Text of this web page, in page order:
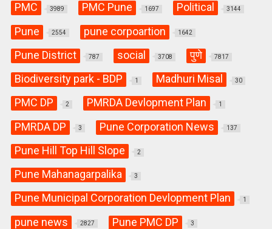
PMC 3989 PMC Pune 1697 Political 3144
Pune 2554 pune corpoartion 1642
Pune District 787 social 3708 पुणे 7817
Biodiversity park - BDP 1 Madhuri Misal 30
PMC DP 2 PMRDA Devlopment Plan 1
PMRDA DP 3 Pune Corporation News 137
Pune Hill Top Hill Slope 2
Pune Mahanagarpalika 3
Pune Municipal Corporation Devlopment Plan 1
pune news 2827 Pune PMC DP 3